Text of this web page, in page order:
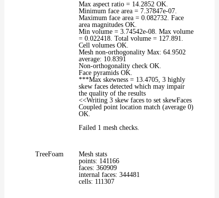
Max aspect ratio = 14.2852 OK.
Minimum face area = 7.37847e-07.
Maximum face area = 0.082732. Face
area magnitudes OK.
Min volume = 3.74542e-08. Max volume
= 0.022418. Total volume = 127.891.
Cell volumes OK.
Mesh non-orthogonality Max: 64.9502
average: 10.8391
Non-orthogonality check OK.
Face pyramids OK.
***Max skewness = 13.4705, 3 highly
skew faces detected which may impair
the quality of the results
<<Writing 3 skew faces to set skewFaces
Coupled point location match (average 0)
OK.
Failed 1 mesh checks.
TreeFoam
Mesh stats
points: 141166
faces: 360909
internal faces: 344481
cells: 111307